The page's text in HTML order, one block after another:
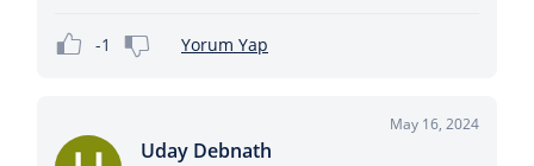
-1 Yorum Yap
May 16, 2024
Uday Debnath